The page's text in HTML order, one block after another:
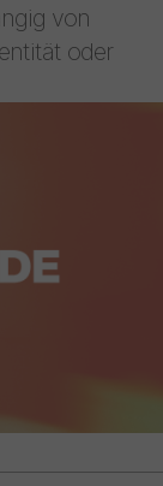
von
oder